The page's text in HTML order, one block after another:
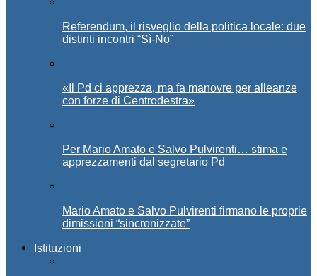
Referendum, il risveglio della politica locale: due
distinti incontri “Sì-No”
«Il Pd ci apprezza, ma fa manovre per alleanze
con forze di Centrodestra»
Per Mario Amato e Salvo Pulvirenti… stima e
apprezzamenti dal segretario Pd
Mario Amato e Salvo Pulvirenti firmano le proprie
dimissioni “sincronizzate”
Istituzioni